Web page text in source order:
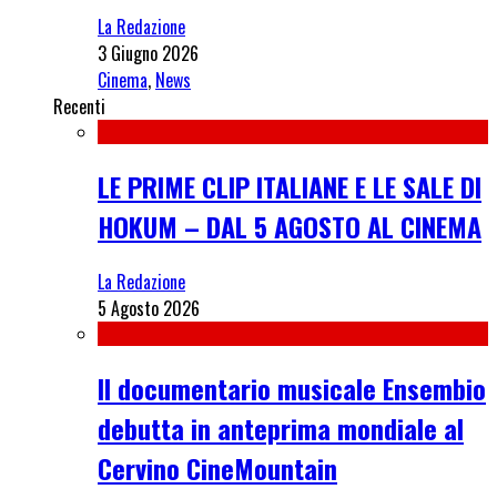
La Redazione
3 Giugno 2026
Cinema, News
Recenti
LE PRIME CLIP ITALIANE E LE SALE DI
HOKUM – DAL 5 AGOSTO AL CINEMA
La Redazione
5 Agosto 2026
Il documentario musicale Ensembio
debutta in anteprima mondiale al
Cervino CineMountain